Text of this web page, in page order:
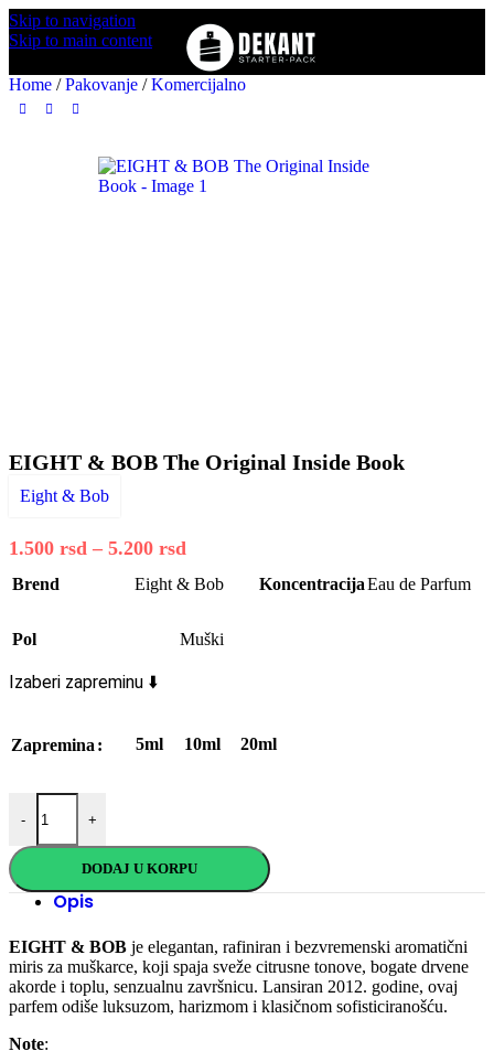
Skip to navigation
Skip to main content
Home / Pakovanje / Komercijalno
EIGHT & BOB The Original Inside Book
Eight & Bob
1.500 rsd – 5.200 rsd
1.500 rsd
5.200 rsd
Brend Eight & Bob KoncentracijaEau de Parfum
Pol Muški
Izaberi zapreminu ⬇️
Zapremina 5ml 10ml 20ml
- +
DODAJ U KORPU
Opis
EIGHT & BOB je elegantan, rafiniran i bezvremenski aromatični
miris za muškarce, koji spaja sveže citrusne tonove, bogate drvene
akorde i toplu, senzualnu završnicu. Lansiran 2012. godine, ovaj
parfem odiše luksuzom, harizmom i klasičnom sofisticiranošću.
Note: